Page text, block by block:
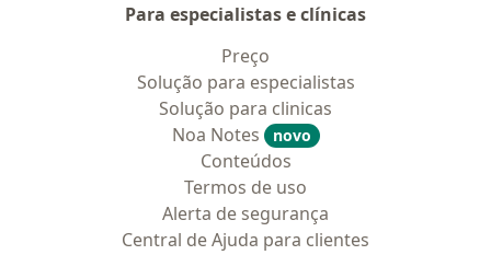
Para especialistas e clínicas
Preço
Solução para especialistas
Solução para clinicas
Noa Notes
novo
Conteúdos
Termos de uso
Alerta de segurança
Central de Ajuda para clientes